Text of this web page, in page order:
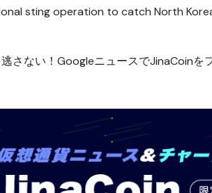
sting operation to catch North
さない！GoogleニュースでJinaCoinを